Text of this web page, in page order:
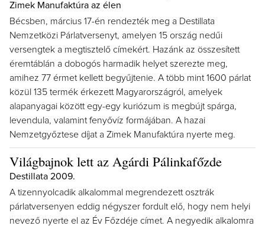
Zimek Manufaktúra az élen
Bécsben, március 17-én rendezték meg a Destillata
Nemzetközi Párlatversenyt, amelyen 15 ország nedűi
versengtek a megtisztelő címekért. Hazánk az összesített
éremtáblán a dobogós harmadik helyet szerezte meg,
amihez 77 érmet kellett begyűjtenie. A több mint 1600 párlat
közül 135 termék érkezett Magyarországról, amelyek
alapanyagai között egy-egy kuriózum is megbújt spárga,
levendula, valamint fenyővíz formájában. A hazai
Nemzetgyőztese díjat a Zimek Manufaktúra nyerte meg.
Világbajnok lett az Agárdi Pálinkafőzde
Destillata 2009.
A tizennyolcadik alkalommal megrendezett osztrák
párlatversenyen eddig négyszer fordult elő, hogy nem helyi
nevező nyerte el az Év Főzdéje címet. A negyedik alkalomra